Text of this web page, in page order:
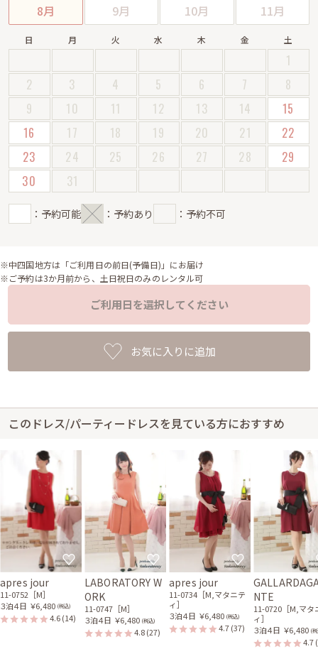
8月 9月 10月 11月
日 月 火 水 木 金 土
1
2
3 4 5 6 7
8
9
10 11 12 13 14
15
16
17 18 19 20 21
22
23
24 25 26 27 28
29
30
31
：予約可能 ：予約あり ：予約不可
※中四国地方は「ご利用日の前日(予備日)」にお届け
※ご予約は3か月前から、土日祝日のみのレンタル可
ご利用日を選択してください
お気に入りに追加
このドレス/パーティードレスを見ている方におすすめ
apres jour
11-0752［M］
３泊４日 ￥6,480 (税込)
4.6(14)
LABORATORY W
ORK
11-0747［M］
３泊４日 ￥6,480 (税込)
4.8(27)
apres jour
11-0734［M,マタニテ
ィ］
３泊４日 ￥6,480 (税込)
4.7(37)
NTE
11-0720［M,マタ
ィ］
３泊４日 ￥6,480 (
4.7